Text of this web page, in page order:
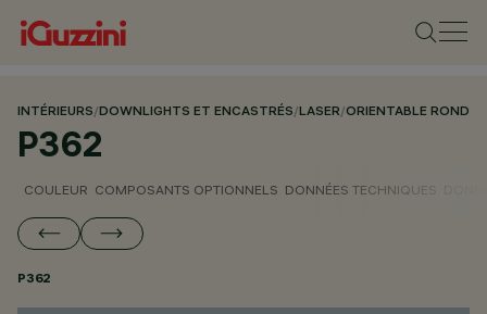
INTÉRIEURS/DOWNLIGHTS ET ENCASTRÉS/LASER/ORIENTABLE ROND
P362
COULEUR COMPOSANTS OPTIONNELS DONNÉES TECHNIQUES
P362